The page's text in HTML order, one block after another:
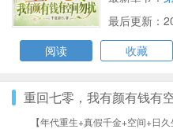
最后更新：
阅读
收藏
重回七零，我有颜有钱有
【年代重生+真假千金+空间+日